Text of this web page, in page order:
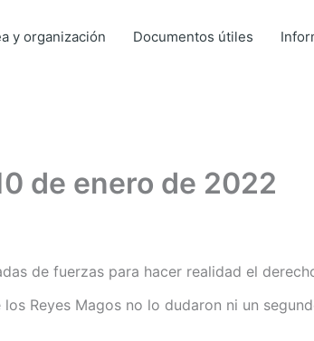
y organización Documentos útiles
de enero de 2022
de fuerzas para hacer realidad el
Reyes Magos no lo dudaron ni un